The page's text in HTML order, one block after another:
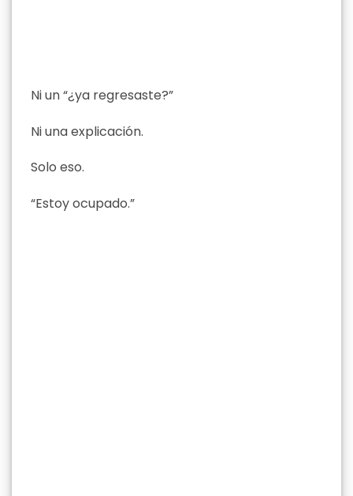
Ni un “¿ya regresaste?”
Ni una explicación.
Solo eso.
“Estoy ocupado.”